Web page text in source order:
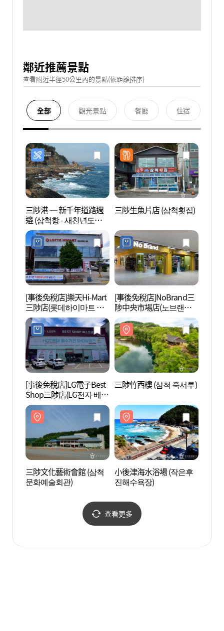
鄰近推薦景點
查看附近半徑50公里內的景點(依距離排序)
全部 觀光景點 餐廳 住宿
三陟港 ─ 新千年道路週
邊 (삼척항 - 새천년도로
변)
三陟生魚片店 (삼척횟집)
[事後免稅店]樂天Hi-Mart
三陟店(롯데하이마트 삼
척점)
[事後免稅店]NoBrand三
陟中央市場店(노브랜드
삼척중앙시장점)
[事後免稅店]LG電子Best
Shop三陟店(LG전자 베스
트샵 삼척점)
三陟竹西樓 (삼척 죽서루)
三陟文化藝術會館 (삼척
문화예술회관)
小後津海水浴場 (작은후
진해수욕장)
查看更多